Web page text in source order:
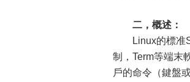
二，概述：
Linux的標准
制，Term等端末
戶的命令（鍵盤